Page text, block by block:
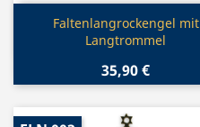
Vorschau
Faltenlangrockengel mit
Langtrommel
35,90 €